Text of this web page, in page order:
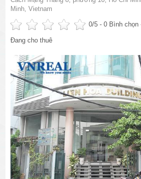
Minh, Vietnam
0/5 -0 Bình
Đang cho thuê
văn phòng cho thuê quận 3
văn phòng quận 1